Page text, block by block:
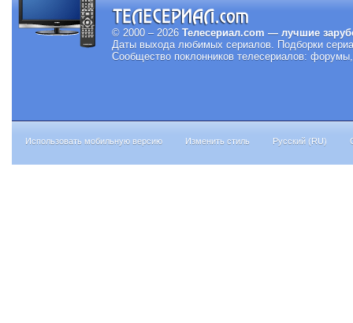
© 2000 – 2026 Телесериал.com — лучшие
Даты выхода любимых сериалов. Подборки
Сообщество поклонников телесериалов:
Использовать мобильную версию Изменить стиль Русский (RU)